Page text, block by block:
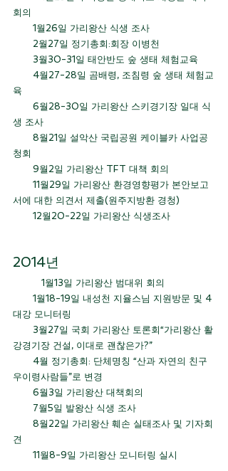
회의
1월26일 가리왕산 식생 조사
2월27일 정기총회:회장 이병천
3월30-31일 태안반도 숲 생태 체험교육
4월27-28일 곰배령, 조침령 숲 생태 체험교
육
6월28-30일 가리왕산 스키경기장 일대 식
생 조사
8월21일 설악산 국립공원 케이블카 사업공
청회
9월2일 가리왕산 TFT 대책 회의
11월29일 가리왕산 환경영향평가 본안보고
서에 대한 의견서 제출(원주지방환 경청)
12월20-22일 가리왕산 식생조사
2014년
	1월13일 가리왕산 범대위 회의
1월18-19일 내성천 지율스님 지원방문 및 4
대강 모니터링
3월27일 국회 가리왕산 토론회“가리왕산 활
강경기장 건설, 이대로 괜찮은가?”
4월 정기총회: 단체명칭 “산과 자연의 친구
우이령사람들”로 변경
6월3일 가리왕산 대책회의
7월5일 발왕산 식생 조사
8월22일 가리왕산 훼손 실태조사 및 기자회
견
11월8-9일 가리왕산 모니터링 실시